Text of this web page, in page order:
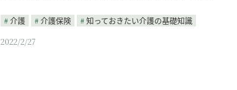
介護 介護保険
知っておきたい介護の基礎知識
2022/2/27